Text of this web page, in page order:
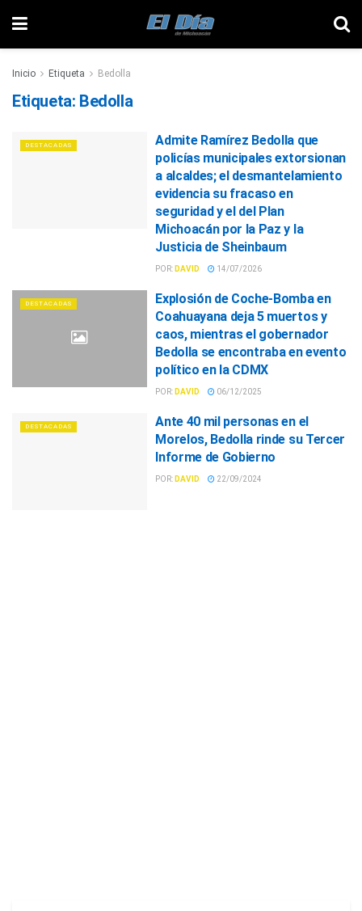
Inicio Etiqueta Bedolla
Etiqueta: Bedolla
DESTACADAS
Admite Ramírez Bedolla que
policías municipales extorsionan
a alcaldes; el desmantelamiento
evidencia su fracaso en
seguridad y el del Plan
Michoacán por la Paz y la
Justicia de Sheinbaum
POR: DAVID 14/07/2026
DESTACADAS
Explosión de Coche-Bomba en
Coahuayana deja 5 muertos y
caos, mientras el gobernador
Bedolla se encontraba en evento
político en la CDMX
POR: DAVID 06/12/2025
DESTACADAS
Ante 40 mil personas en el
Morelos, Bedolla rinde su Tercer
Informe de Gobierno
POR: DAVID 22/09/2024